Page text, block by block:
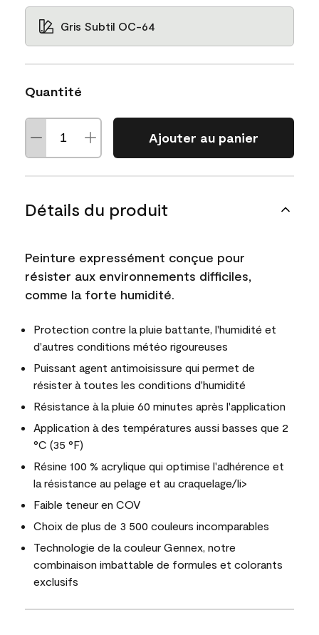
Gris Subtil OC-64
Quantité
Ajouter au panier
Détails du produit
Peinture expressément conçue pour
résister aux environnements difficiles,
comme la forte humidité.
Protection contre la pluie battante, l'humidité et
d'autres conditions météo rigoureuses
Puissant agent antimoisissure qui permet de
résister à toutes les conditions d'humidité
Résistance à la pluie 60 minutes après l'application
Application à des températures aussi basses que 2
°C (35 °F)
Résine 100 % acrylique qui optimise l'adhérence et
la résistance au pelage et au craquelage/li>
Faible teneur en COV
Choix de plus de 3 500 couleurs incomparables
Technologie de la couleur Gennex, notre
combinaison imbattable de formules et colorants
exclusifs